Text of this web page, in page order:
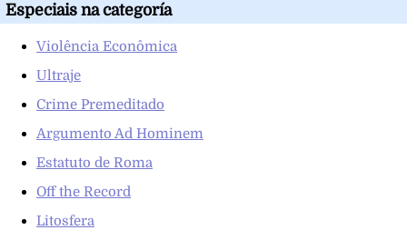
Especiais na categoría
Violência Econômica
Ultraje
Crime Premeditado
Argumento Ad Hominem
Estatuto de Roma
Off the Record
Litosfera